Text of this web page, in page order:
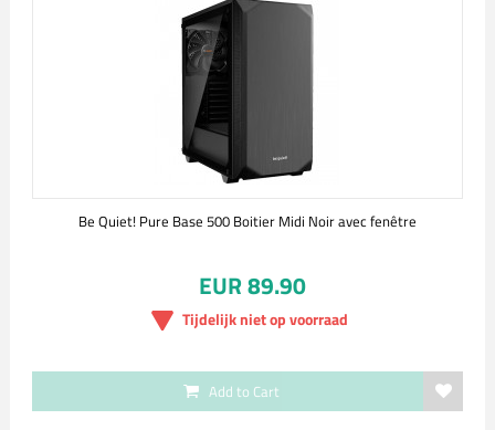
Be Quiet! Pure Base 500 Boitier Midi Noir avec fenêtre
EUR 89.90
Tijdelijk niet op voorraad
Add to Cart